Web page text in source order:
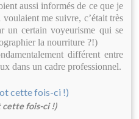
aussi informés de ce que je
me suivre, c’était très
un certain voyeurisme qui se
la nourriture ?!)
différent entre
dans un cadre professionnel.
cette fois-ci !)